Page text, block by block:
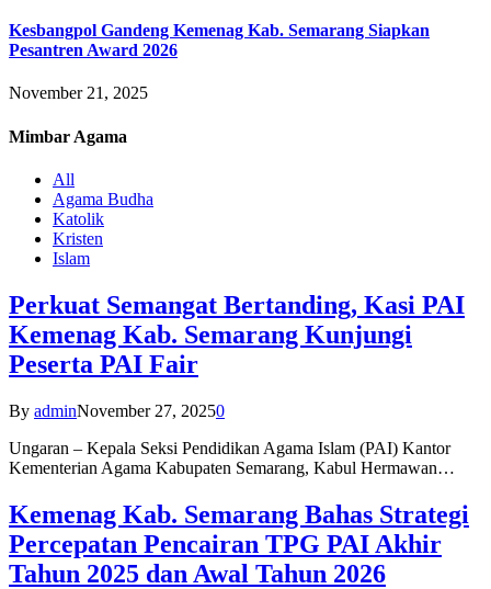
Kesbangpol Gandeng Kemenag Kab. Semarang Siapkan
Pesantren Award 2026
November 21, 2025
Mimbar Agama
All
Agama Budha
Katolik
Kristen
Islam
Perkuat Semangat Bertanding, Kasi PAI
Kemenag Kab. Semarang Kunjungi
Peserta PAI Fair
By adminNovember 27, 20250
Ungaran – Kepala Seksi Pendidikan Agama Islam (PAI) Kantor
Kementerian Agama Kabupaten Semarang, Kabul Hermawan…
Kemenag Kab. Semarang Bahas Strategi
Percepatan Pencairan TPG PAI Akhir
Tahun 2025 dan Awal Tahun 2026